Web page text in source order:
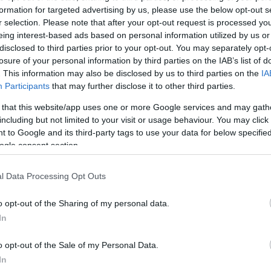
for targeted advertising by us, please use the below opt-out
selection. Please note that after your opt-out request is processed
interest-based ads based on personal information utilized by us
to third parties prior to your opt-out. You may separately
of your personal information by third parties on the IAB’s list of
This information may also be disclosed by us to third parties on the
Participants that may further disclose it to other third parties.
that this website/app uses one or more Google services and may
but not limited to your visit or usage behaviour. You may
to Google and its third-party tags to use your data for below
consent section.
Data Processing Opt Outs
opt-out of the Sharing of my personal data.
opt-out of the Sale of my Personal Data.
της ομάδας. Θεωρώ ότι έπαιξαν δύο καλά
Μίλησα επίσης με τον Ίνγκι Ίνγκασον, τον οποίο
και είχε μόνο θετικά λόγια να πει για τον
επηρέασαν την απόφασή μου”.
σχημάτισε από τον Παναθηναϊκό στα ματς με την
δυνατή ομάδα που της αρέσει να παίζει
που θέλει να επιτίθεται. Αυτή η φιλοσοφία
μου”.
ΔΙΑΦΗΜΙΣΗ